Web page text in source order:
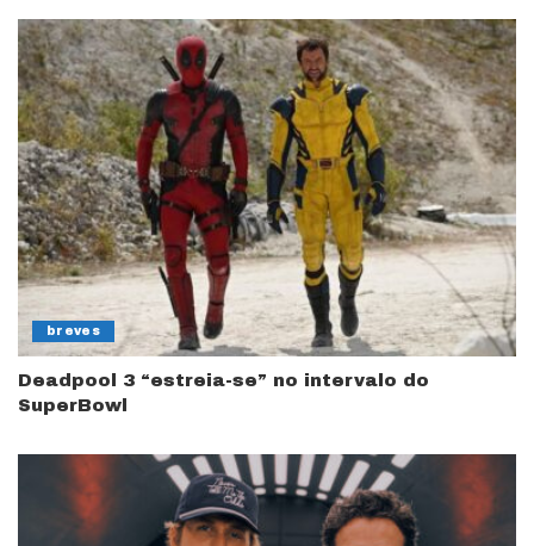
breves
Deadpool 3 “estreia-se” no intervalo do
SuperBowl